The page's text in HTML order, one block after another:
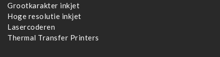
Grootkarakter inkjet
Hoge resolutie inkjet
Lasercoderen
Thermal Transfer Printers